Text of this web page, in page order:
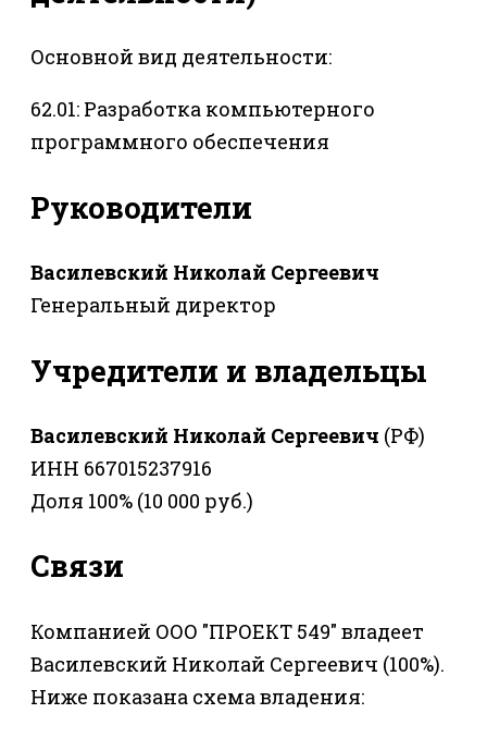
Основной вид деятельности:
62.01: Разработка компьютерного
программного обеспечения
Руководители
Василевский Николай Сергеевич
Генеральный директор
Учредители и владельцы
Василевский Николай Сергеевич (РФ)
ИНН 667015237916
Доля 100% (10 000 руб.)
Связи
Компанией ООО "ПРОЕКТ 549" владеет
Василевский Николай Сергеевич (100%).
Ниже показана схема владения: